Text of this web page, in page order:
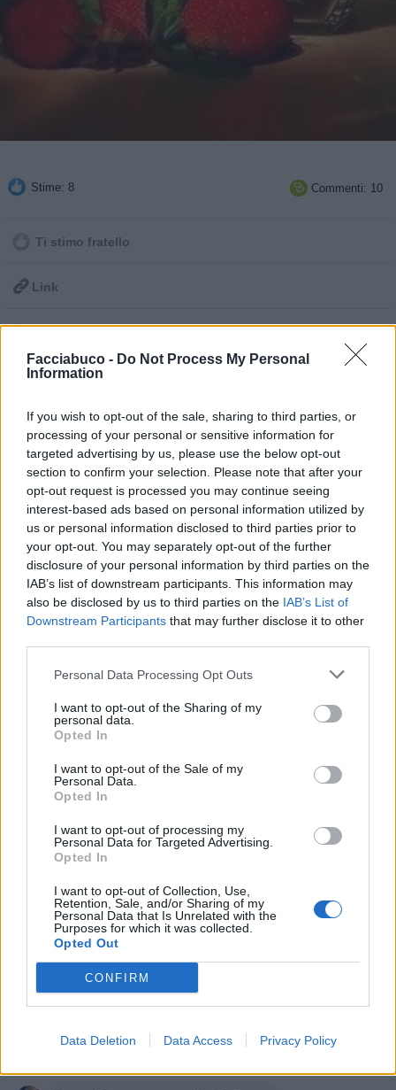
Facciabuco - Do Not Process My Personal
Information
If you wish to opt-out of the sale, sharing to third parties, or
processing of your personal or sensitive information for
targeted advertising by us, please use the below opt-out
section to confirm your selection. Please note that after your
opt-out request is processed you may continue seeing
interest-based ads based on personal information utilized by
us or personal information disclosed to third parties prior to
your opt-out. You may separately opt-out of the further
disclosure of your personal information by third parties on the
IAB’s list of downstream participants. This information may
also be disclosed by us to third parties on the IAB’s List of
Downstream Participants that may further disclose it to other
Personal Data Processing Opt Outs
I want to opt-out of the Sharing of my
personal data.
Opted In
I want to opt-out of the Sale of my
Personal Data.
Opted In
I want to opt-out of processing my
Personal Data for Targeted Advertising.
Opted In
I want to opt-out of Collection, Use,
Retention, Sale, and/or Sharing of my
Personal Data that Is Unrelated with the
Purposes for which it was collected.
Opted Out
CONFIRM
Data Deletion Data Access Privacy Policy
Stime: 8  Commenti: 10
Ti stimo fratello
 Link

pubblicità
nome: Grazie! 😂😂
2
12 Gennaio 2017 alle ore 13:42
·Ti stimo
Elis67:
2
12 Gennaio 2017 alle ore 13:47
·Ti stimo·
magari glie lo togli dalla mano... l'unico
bicchiere rimasto
12 Gennaio 2017 alle ore 13:48